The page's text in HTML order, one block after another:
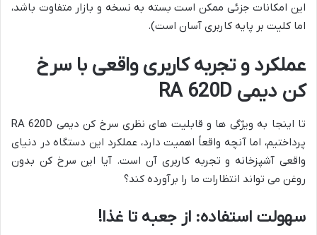
این امکانات جزئی ممکن است بسته به نسخه و بازار متفاوت باشد،
اما کلیت بر پایه کاربری آسان است).
عملکرد و تجربه کاربری واقعی با سرخ
کن دیمی RA 620D
تا اینجا به ویژگی ها و قابلیت های نظری سرخ کن دیمی RA 620D
پرداختیم، اما آنچه واقعاً اهمیت دارد، عملکرد این دستگاه در دنیای
واقعی آشپزخانه و تجربه کاربری آن است. آیا این سرخ کن بدون
روغن می تواند انتظارات ما را برآورده کند؟
سهولت استفاده: از جعبه تا غذا!